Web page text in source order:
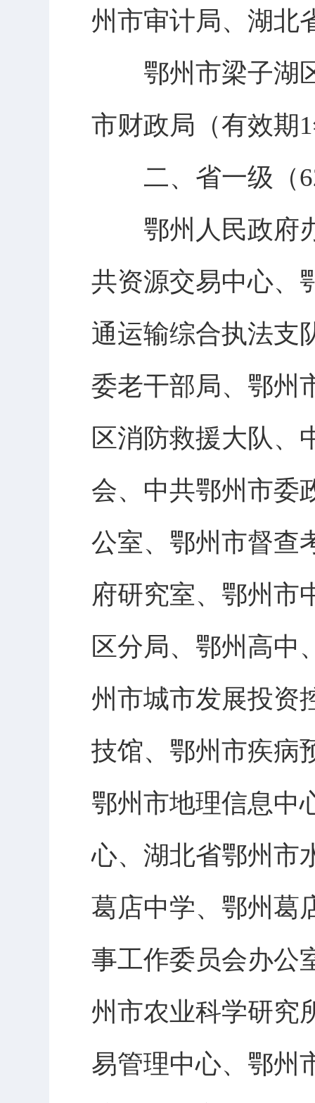
州市审计局、湖北
鄂州市梁子湖区
市财政局（有效期
二、省一级（
鄂州人民政府办
共资源交易中心、
通运输综合执法支
委老干部局、鄂州
区消防救援大队、
会、中共鄂州市委
公室、鄂州市督查
府研究室、鄂州市
区分局、鄂州高中
州市城市发展投资
技馆、鄂州市疾病
鄂州市地理信息中
心、湖北省鄂州市
葛店中学、鄂州葛
事工作委员会办公
州市农业科学研究
易管理中心、鄂州